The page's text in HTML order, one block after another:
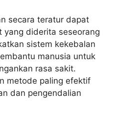
secara teratur dapat
yang diderita seseorang
sistem kekebalan
manusia untuk
rasa sakit.
metode paling efektif
dan pengendalian